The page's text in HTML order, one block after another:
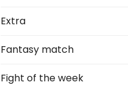
Extra
Fantasy match
Fight of the week